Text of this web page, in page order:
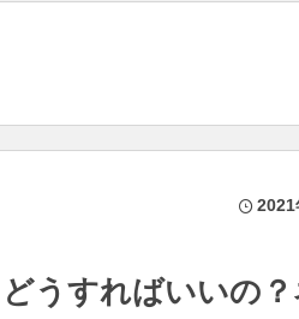
2021
うすればいいの？